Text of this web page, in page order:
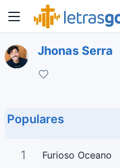
Jhonas Serra
Populares
1 Furioso Oceano